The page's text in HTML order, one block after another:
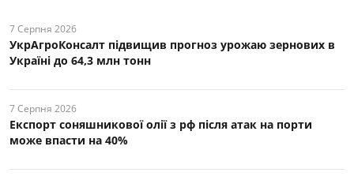
7 Серпня 2026
УкрАгроКонсалт підвищив прогноз урожаю зернових в
Україні до 64,3 млн тонн
7 Серпня 2026
Експорт соняшникової олії з рф після атак на порти
може впасти на 40%